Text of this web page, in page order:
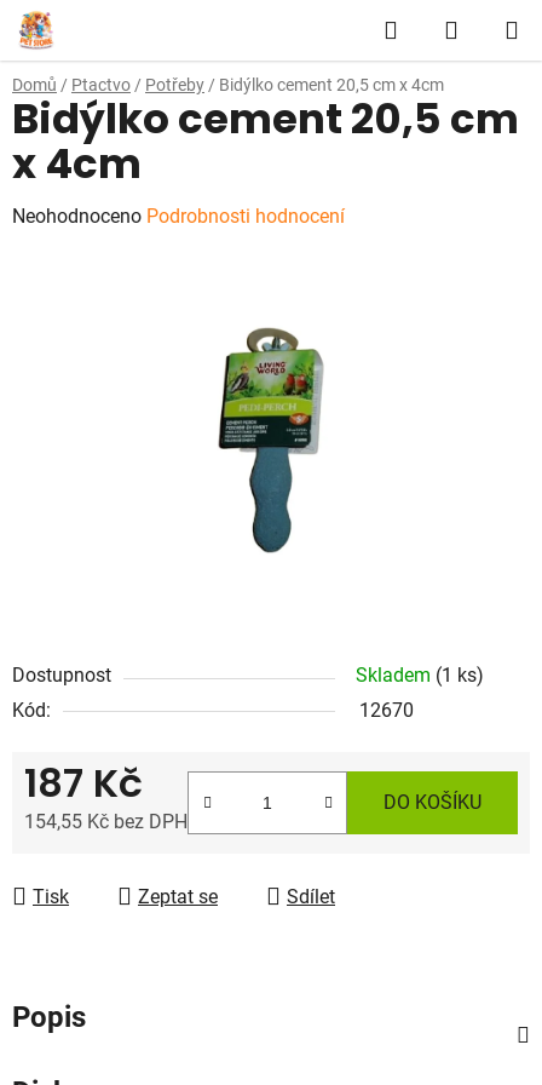
Přejít
na
obsah
Hledat
KOŠÍK
Domů / Ptactvo / Potřeby / Bidýlko cement 20,5 cm x 4cm
Dostupnost Skladem (1 ks)
Kód:
12670
187 Kč
154,55 Kč bez DPH
DO KOŠÍKU
Tisk Zeptat se Sdílet
Bidýlko cement 20,5 cm
x 4cm
Průměrné
Neohodnoceno Podrobnosti hodnocení
Popis